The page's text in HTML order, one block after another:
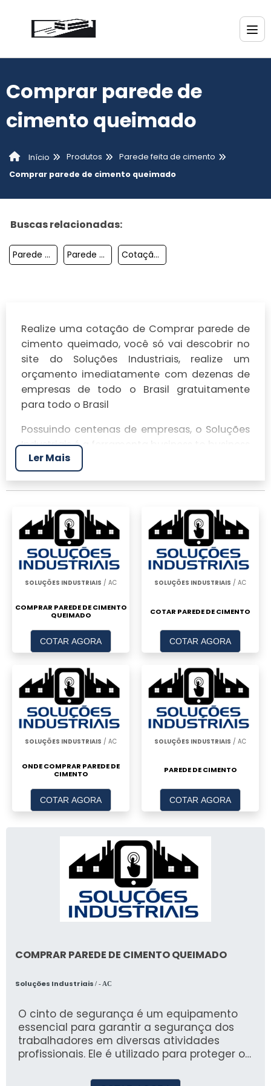
Comprar parede de
cimento queimado
Início Produtos
Parede feita de cimento
Comprar parede de cimento queimado
Buscas relacionadas:
Parede De Concreto Parede De Cimento Pré Moldado Valor Cotação Parede De Cimento
Realize uma cotação de Comprar parede de
cimento queimado, você só vai descobrir no
site do Soluções Industriais, realize um
orçamento imediatamente com dezenas de
empresas de todo o Brasil gratuitamente
para todo o Brasil
Possuindo centenas de empresas, o Soluções
Industriais é a ferramenta business to business
mais completo da área industrial. Para
realizar um orçamento de Comprar parede
de cimento queimado, clique em um ou mais
Ler Mais
SOLUÇÕES INDUSTRIAIS / AC
COMPRAR PAREDE DE CIMENTO
QUEIMADO
COTAR AGORA
SOLUÇÕES INDUSTRIAIS / AC
COTAR PAREDE DE CIMENTO
COTAR AGORA
SOLUÇÕES INDUSTRIAIS / AC
ONDE COMPRAR PAREDE DE
CIMENTO
COTAR AGORA
SOLUÇÕES INDUSTRIAIS / AC
PAREDE DE CIMENTO
COTAR AGORA
COMPRAR PAREDE DE CIMENTO QUEIMADO
Soluções Industriais / - AC
O cinto de segurança é um equipamento
essencial para garantir a segurança dos
trabalhadores em diversas atividades
profissionais. Ele é utilizado para proteger o
acidentes graves e até mesmo fatais.A